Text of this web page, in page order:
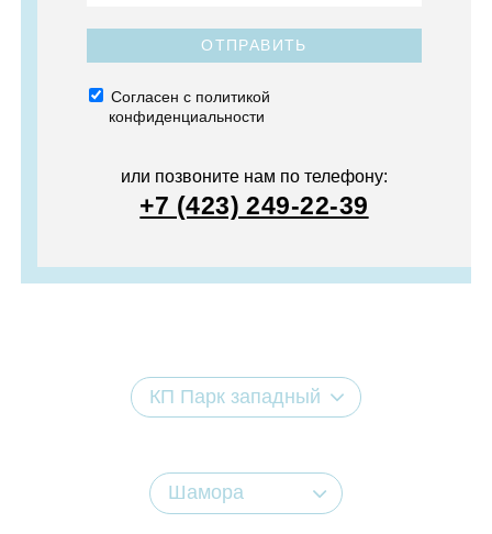
ОТПРАВИТЬ
Согласен с политикой
конфиденциальности
или позвоните нам по телефону:
+7 (423) 249-22-39
КП Парк западный
Шамора